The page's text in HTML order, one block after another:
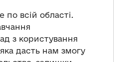
всій області.
з користування
дасть нам змогу